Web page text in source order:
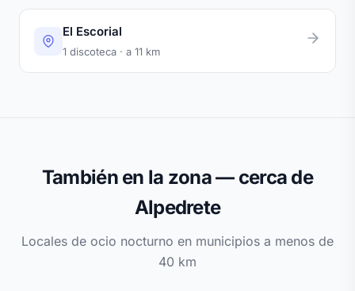
El Escorial
1 discoteca · a 11 km
También en la zona — cerca de
Alpedrete
Locales de ocio nocturno en municipios a menos de
40 km